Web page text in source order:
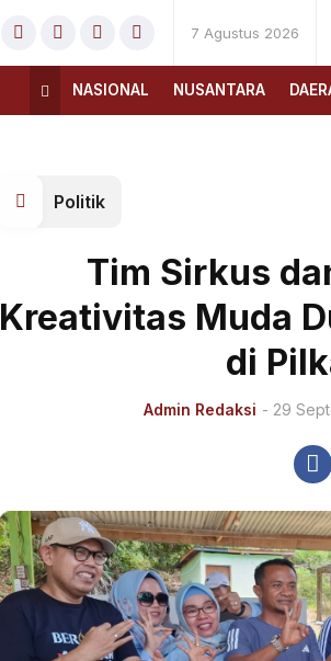
7 Agustus 2026
NASIONAL NUSANTARA
Politik
Tim Sirkus
Kreativitas Muda
di
Admin Redaksi - 29